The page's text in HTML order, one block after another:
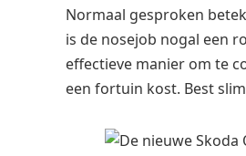
Normaal gesproken
is de nosejob nogal een
effectieve manier om te
een fortuin kost. Best